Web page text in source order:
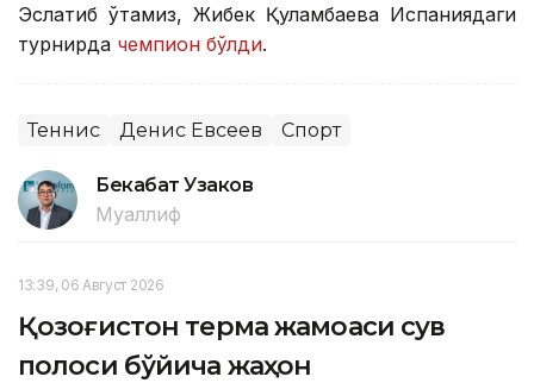
Эслатиб ўтамиз, Жибек Қуламбаева Испаниядаги
турнирда чемпион бўлди.
Теннис Денис Евсеев Спорт
Бекабат Узаков
Муаллиф
13:39, 06 Август 2026
Қозоғистон терма жамоаси сув
полоси бўйича жаҳон